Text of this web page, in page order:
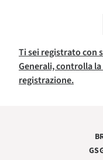
Ti sei registrato con
Generali, controlla
registrazione.